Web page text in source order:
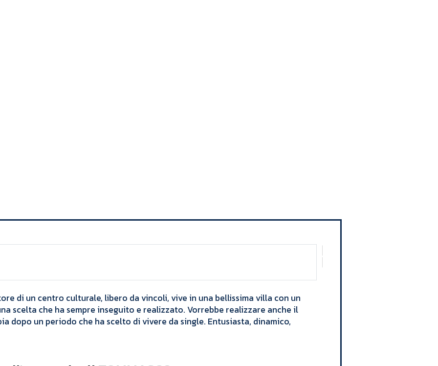
Annunci
TOMMASO
di un centro culturale, libero da vincoli, vive in una bellissima villa con un
scelta che ha sempre inseguito e realizzato. Vorrebbe realizzare anche il
dopo un periodo che ha scelto di vivere da single. Entusiasta, dinamico,